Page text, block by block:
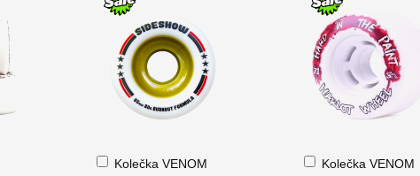
Kolečka VENOM
Přidat
do
Kolečka VENOM
Přidat
do